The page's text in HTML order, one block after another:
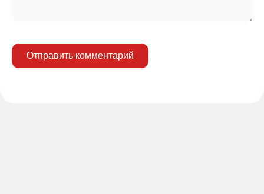
Отправить комментарий